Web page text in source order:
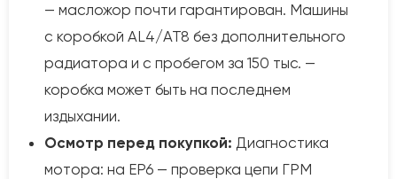
— масложор почти гарантирован. Машины
с коробкой AL4/AT8 без дополнительного
радиатора и с пробегом за 150 тыс. —
коробка может быть на последнем
издыхании.
Осмотр перед покупкой: Диагностика
мотора: на EP6 — проверка цепи ГРМ